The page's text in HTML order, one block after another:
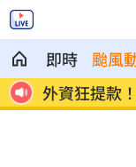
即時 颱風
姜厚任女友